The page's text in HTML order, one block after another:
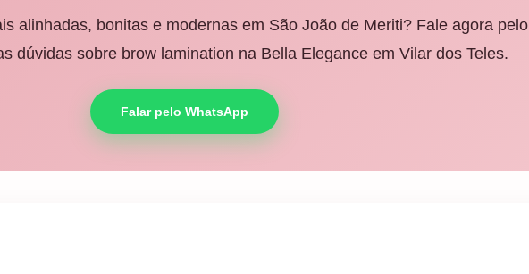
alinhadas, bonitas e modernas em São João de Meriti? Fale agora pelo
dúvidas sobre brow lamination na Bella Elegance em Vilar dos Teles.
Falar pelo WhatsApp